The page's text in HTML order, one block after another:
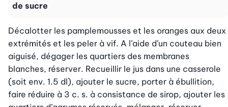
de sucre
Décalotter les pamplemousses et les oranges aux deux
extrémités et les peler à vif. A l’aide d’un couteau bien
aiguisé, dégager les quartiers des membranes
blanches, réserver. Recueillir le jus dans une casserole
(soit env. 1.5 dl), ajouter le sucre, porter à ébullition,
faire réduire à 3 c. s. à consistance de sirop, ajouter les